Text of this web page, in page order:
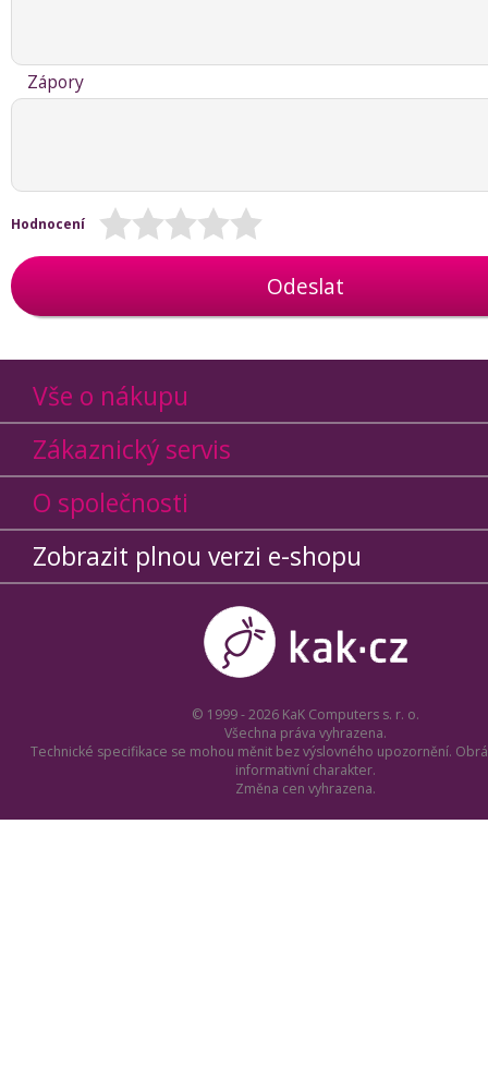
Zápory
Hodnocení
Odeslat
Vše o nákupu
Zákaznický servis
O společnosti
Zobrazit plnou verzi e-shopu
© 1999 - 2026 KaK Computers s. r. o.
Všechna práva vyhrazena.
Technické specifikace se mohou měnit bez výslovného upozornění.
informativní charakter.
Změna cen vyhrazena.